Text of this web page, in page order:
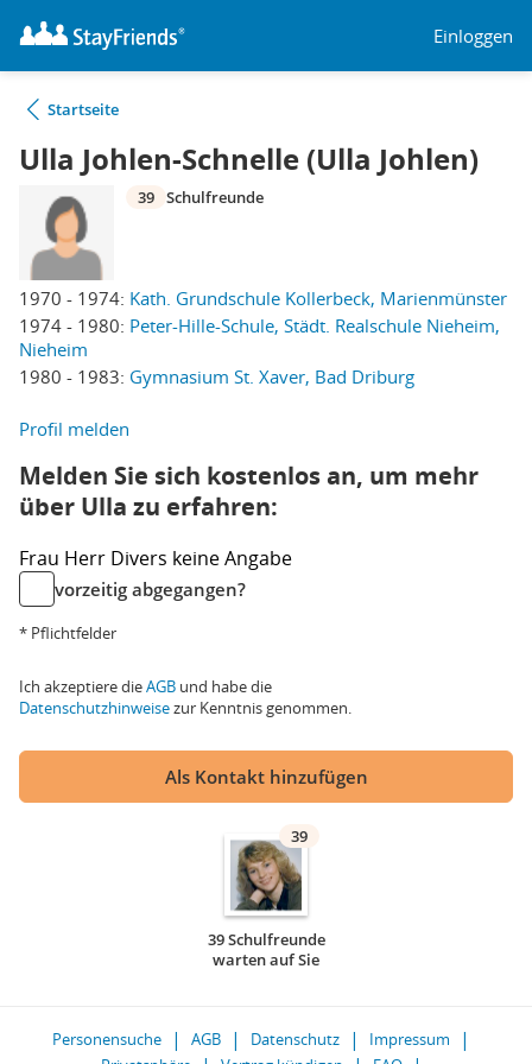
Einloggen
Startseite
Ulla Johlen-Schnelle (Ulla Johlen)
1970 - 1974: Kath. Grundschule Kollerbeck, Marienmünster
1974 - 1980: Peter-Hille-Schule, Städt. Realschule Nieheim,
Nieheim
1980 - 1983: Gymnasium St. Xaver, Bad Driburg
39 Schulfreunde
Profil melden
Melden Sie sich kostenlos an, um mehr
über Ulla zu erfahren:
Frau Herr Divers keine Angabe
vorzeitig abgegangen?
* Pflichtfelder
Ich akzeptiere dieAGB und habe die
Datenschutzhinweisezur Kenntnis genommen.
Als Kontakt hinzufügen
39
39 Schulfreunde
warten auf Sie
Personensuche AGB Datenschutz
Impressum